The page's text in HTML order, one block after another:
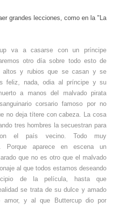
grandes lecciones, como en la "La
va a casarse con un príncipe
otro día sobre todo esto de
altos y rubios que se casan y se
feliz, nada, odia al príncipe y su
a manos del malvado pirata
corsario famoso por no
no deja títere con cabeza. La cosa
tres hombres la secuestran para
el país vecino. Todo muy
Porque aparece en escena un
que no es otro que el malvado
al que todos estamos deseando
de la película, hasta que
se trata de su dulce y amado
amor, y al que Buttercup dio por